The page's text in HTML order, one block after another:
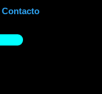
Contacto